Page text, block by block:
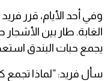
وفي أحد الأيام، قرر
الغابة. طار بين
يجمع حبات البندق
سأل فريد: “لماذا تجمع